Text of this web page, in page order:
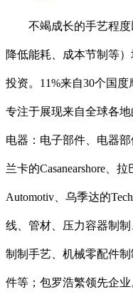
不竭成长的手艺程度
降低能耗、成本节制等
投资。11%来自30个国
专注于展现来自全球各
电器：电子部件、电器
兰卡的Casanearshore、
Automotiv、乌季达的
线、管材、压力容器制
制制手艺、机械零配件
件等；包罗浩繁领先企